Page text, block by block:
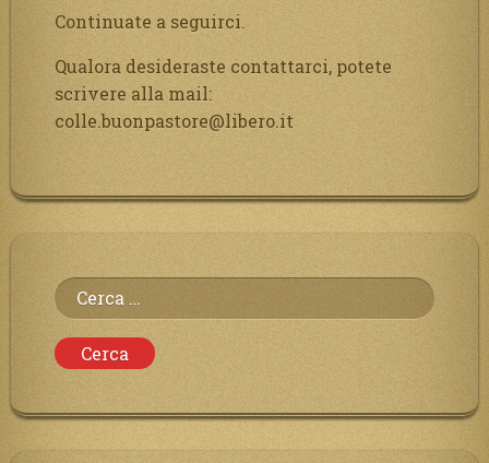
Continuate a seguirci.
Qualora desideraste contattarci, potete
scrivere alla mail:
colle.buonpastore@libero.it
Ricerca
per: